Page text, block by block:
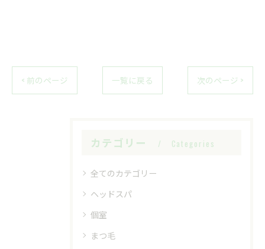
< 前のページ 一覧に戻る 次のページ >
カテゴリー Categories
全てのカテゴリー
ヘッドスパ
個室
まつ毛